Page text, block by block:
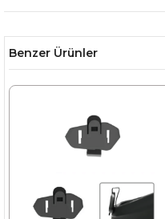
Benzer Ürünler